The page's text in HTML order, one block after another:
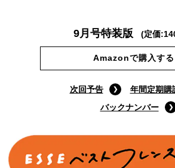
Amazonで購入する